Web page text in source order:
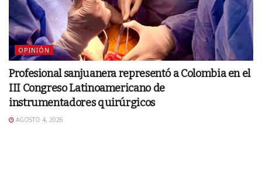
OPINIÓN
Profesional sanjuanera representó a Colombia en el
III Congreso Latinoamericano de
instrumentadores quirúrgicos
AGOSTO 4, 2026